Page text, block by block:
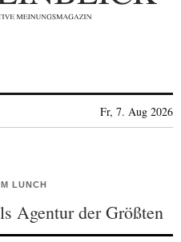
Fr, 7. Aug 2026
LUNCH
Agentur der Größten